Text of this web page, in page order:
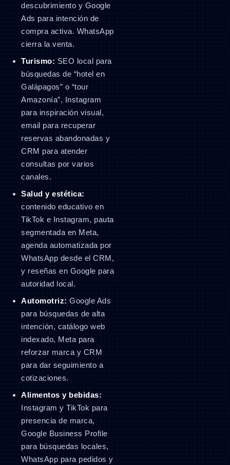
descubrimiento y Google
Ads para intención de
compra activa. WhatsApp
cierra la venta.
Turismo: SEO local para
búsquedas de “hotel en
Galápagos” o “tour
Amazonía”, Instagram
para inspiración visual,
email para recuperar
reservas abandonadas y
CRM para atender
consultas por varios
canales.
Salud y estética:
contenido educativo en
TikTok e Instagram, pauta
segmentada en Meta,
agenda automatizada por
WhatsApp desde el CRM,
y reseñas en Google para
autoridad local.
Automotriz: Google Ads
para búsquedas de alta
intención, catálogo web
indexado, Meta para
reforzar marca y CRM
para dar seguimiento a
cotizaciones.
Alimentos y bebidas:
Instagram y TikTok para
presencia de marca,
Google Business Profile
para búsquedas locales,
WhatsApp para pedidos y